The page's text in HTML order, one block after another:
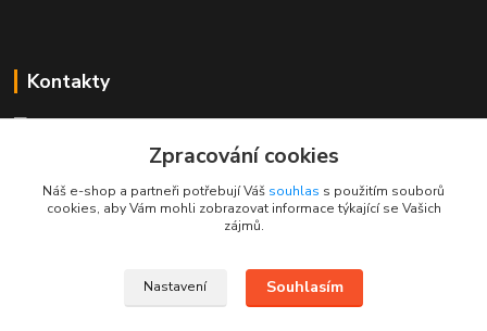
Kontakty
+420 725 613 837
info@rajklubicek.cz
Zpracování cookies
Náš e-shop a partneři potřebují Váš souhlas s použitím souborů
cookies, aby Vám mohli zobrazovat informace týkající se Vašich
zájmů.
Nastavení Souhlasím